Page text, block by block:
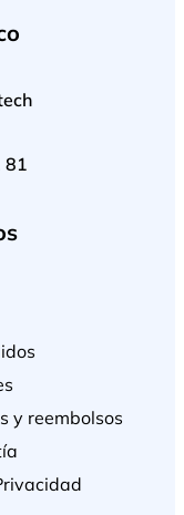
81
y reembolsos